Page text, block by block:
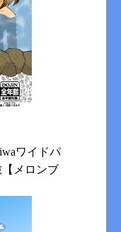
ワイドパ
メロンブ